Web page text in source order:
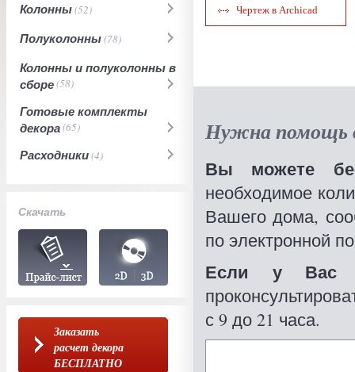
Колонны(52)
Полуколонны(78)
Колонны и полуколонны в
сборе(58)
Готовые комплекты
декора(65)
Расходники(4)
Скачать
Заказать
расчет декора
БЕСПЛАТНО
Чертеж в Archicad
Нужна помощь
Вы можете
необходимое
Вашего дома,
по электронной
Если у Вас
с 9 до 21 часа.